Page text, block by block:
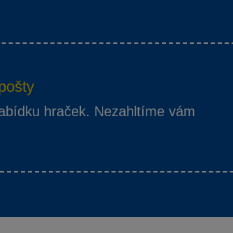
hraček. Nezahltíme vám